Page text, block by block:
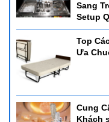
Sang
Setup
Top
Ưa
Cung
Khách